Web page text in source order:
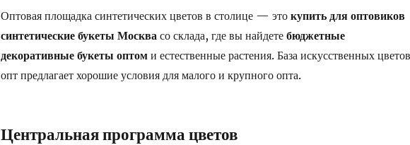
Оптовая площадка синтетических цветов в столице — это купить для оптовиков
синтетические букеты Москвасо склада, где вы найдете бюджетные
декоративные букеты оптоми естественные растения. База искусственных цветов
опт предлагает хорошие условия для малого и крупного опта.
Центральная программа цветов